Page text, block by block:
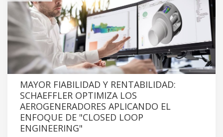
MAYOR FIABILIDAD Y RENTABILIDAD:
SCHAEFFLER OPTIMIZA LOS
AEROGENERADORES APLICANDO EL
ENFOQUE DE "CLOSED LOOP
ENGINEERING"